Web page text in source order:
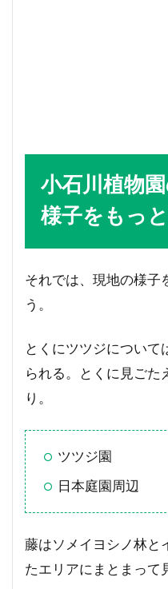
小石川植物
様子をもっ
それでは、現地の様子
う。
とくにツツジについて
られる。とくに見ごた
り。
ツツジ園
日本庭園周辺
藤はソメイヨシノ林と
たエリアにまとまって